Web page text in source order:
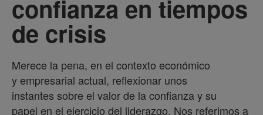
confianza en tiempos
de crisis
Merece la pena, en el contexto económico
y empresarial actual, reflexionar unos
instantes sobre el valor de la confianza y su
papel en el ejercicio del liderazgo. Nos referimos a